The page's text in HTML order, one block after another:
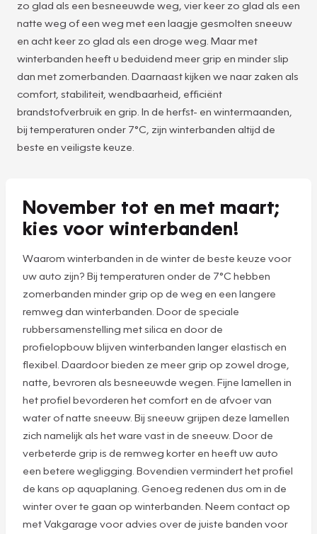
zo glad als een besneeuwde weg, vier keer zo glad als een
natte weg of een weg met een laagje gesmolten sneeuw
en acht keer zo glad als een droge weg. Maar met
winterbanden heeft u beduidend meer grip en minder slip
dan met zomerbanden. Daarnaast kijken we naar zaken als
comfort, stabiliteit, wendbaarheid, efficiënt
brandstofverbruik en grip. In de herfst- en wintermaanden,
bij temperaturen onder 7°C, zijn winterbanden altijd de
beste en veiligste keuze.
November tot en met maart;
kies voor winterbanden!
Waarom winterbanden in de winter de beste keuze voor
uw auto zijn? Bij temperaturen onder de 7°C hebben
zomerbanden minder grip op de weg en een langere
remweg dan winterbanden. Door de speciale
rubbersamenstelling met silica en door de
profielopbouw blijven winterbanden langer elastisch en
flexibel. Daardoor bieden ze meer grip op zowel droge,
natte, bevroren als besneeuwde wegen. Fijne lamellen in
het profiel bevorderen het comfort en de afvoer van
water of natte sneeuw. Bij sneeuw grijpen deze lamellen
zich namelijk als het ware vast in de sneeuw. Door de
verbeterde grip is de remweg korter en heeft uw auto
een betere wegligging. Bovendien vermindert het profiel
de kans op aquaplaning. Genoeg redenen dus om in de
winter over te gaan op winterbanden. Neem contact op
met Vakgarage voor advies over de juiste banden voor